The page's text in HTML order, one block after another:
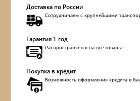
Обувницы
Комоды, тумбы
Столы
Мебель с искусственным
Доставка по России
Сотрудничаем с крупнейшими
Гарантия 1 год
Распространяется на все товары
Покупка в кредит
Возможность оформления кредита в